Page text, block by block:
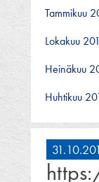
Tammikuu
Lokakuu
Heinäkuu
Huhtikuu